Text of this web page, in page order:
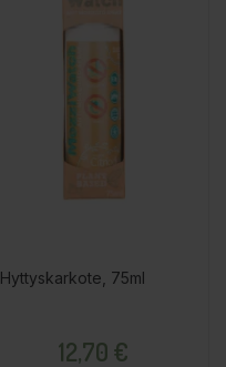
Hyttyskarkote, 75ml
12,70 €